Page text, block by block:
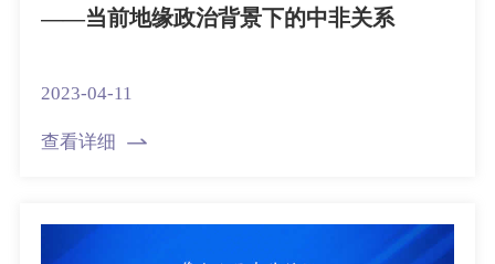
——当前地缘政治背景下的中非关系
2023-04-11
查看详细